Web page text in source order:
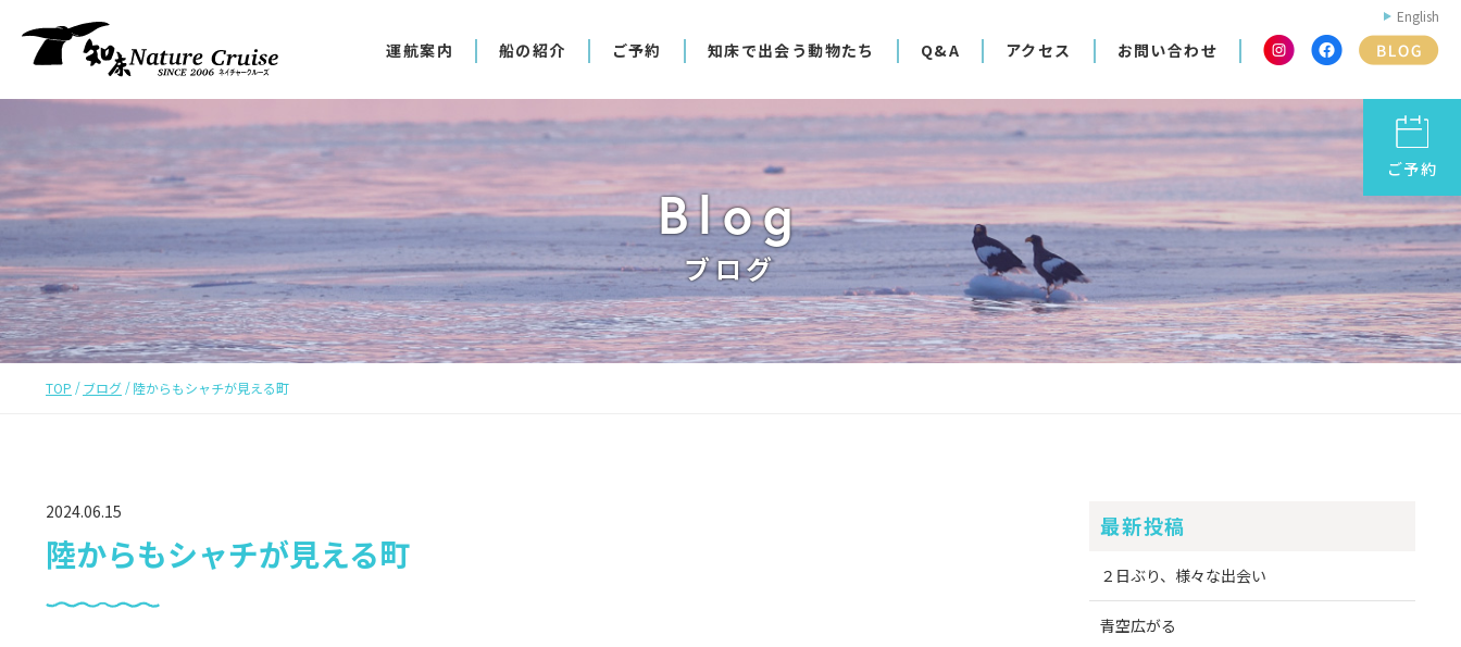
運航案内 船の紹介 ご予約 知床で出会う動物たち Q&A アクセス お問い合わせ
English
ご予約
Blog
ブログ
TOP ブログ 陸からもシャチが見える町
2024.06.15
陸からもシャチが見える町
最新投稿
２日ぶり、様々な出会い
青空広がる